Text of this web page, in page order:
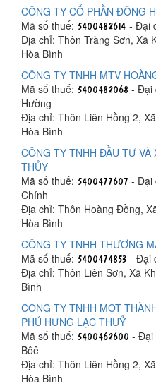
CÔNG TY CỔ PHẦN ĐÔNG
Mã số thuế:
- Đại
Địa chỉ: Thôn Tràng Sơn, Xã
Hòa Bình
CÔNG TY TNHH MTV
Mã số thuế:
- Đại
Hường
Địa chỉ: Thôn Liên Hồng 2,
Hòa Bình
CÔNG TY TNHH ĐẦU TƯ VÀ
THỦY
Mã số thuế:
- Đại
Chính
Địa chỉ: Thôn Hoàng Đồng,
Hòa Bình
CÔNG TY TNHH THƯƠNG
Mã số thuế:
- Đại
Địa chỉ: Thôn Liên Sơn, Xã
Bình
CÔNG TY TNHH MỘT
PHÚ HƯNG LẠC THUỶ
Mã số thuế:
- Đại
Bôê
Địa chỉ: Thôn Liên Hồng 2,
Hòa Bình